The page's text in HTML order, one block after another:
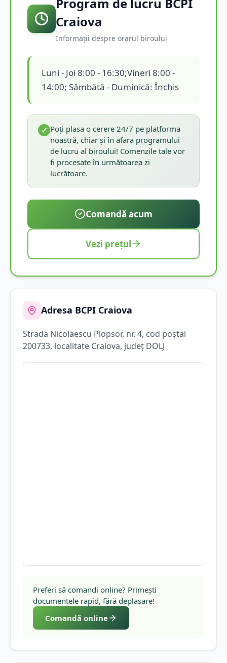
Craiova
Informații despre orarul biroului
Luni - Joi 8:00 - 16:30;Vineri 8:00 -
14:00; Sâmbătă - Duminică: Închis
✓ Poți plasa o cerere 24/7 pe platforma
noastră, chiar și în afara programului
de lucru al biroului! Comenzile tale vor
fi procesate în următoarea zi
lucrătoare.
Comandă acum
Vezi prețul
Adresa BCPI Craiova
Strada Nicolaescu Plopsor, nr. 4, cod poștal
200733, localitate Craiova, județ DOLJ
Preferi să comandi online? Primești
documentele rapid, fără deplasare!
Comandă online